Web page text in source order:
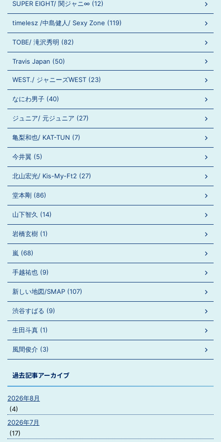
SUPER EIGHT/ 関ジャニ∞ (12)
timelesz /中島健人/ Sexy Zone (119)
TOBE/ 滝沢秀明 (82)
Travis Japan (50)
WEST./ ジャニーズWEST (23)
なにわ男子 (40)
ジュニア/ 元ジュニア (27)
亀梨和也/ KAT-TUN (7)
今井翼 (5)
北山宏光/ Kis-My-Ft2 (27)
堂本剛 (86)
山下智久 (14)
岩橋玄樹 (1)
嵐 (68)
手越祐也 (9)
新しい地図/SMAP (107)
渋谷すばる (9)
生田斗真 (1)
風間俊介 (3)
過去記事アーカイブ
2026年8月
(4)
2026年7月
(17)